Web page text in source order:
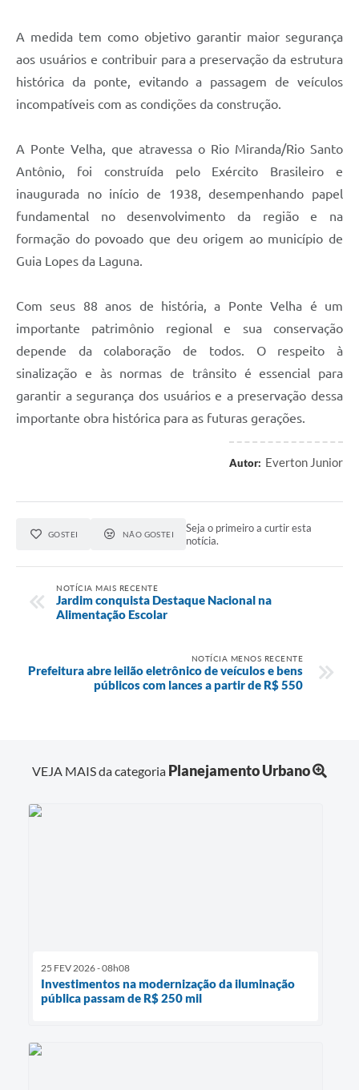
A medida tem como objetivo garantir maior segurança
aos usuários e contribuir para a preservação da estrutura
histórica da ponte, evitando a passagem de veículos
incompatíveis com as condições da construção.
A Ponte Velha, que atravessa o Rio Miranda/Rio Santo
Antônio, foi construída pelo Exército Brasileiro e
inaugurada no início de 1938, desempenhando papel
fundamental no desenvolvimento da região e na
formação do povoado que deu origem ao município de
Guia Lopes da Laguna.
Com seus 88 anos de história, a Ponte Velha é um
importante patrimônio regional e sua conservação
depende da colaboração de todos. O respeito à
sinalização e às normas de trânsito é essencial para
garantir a segurança dos usuários e a preservação dessa
importante obra histórica para as futuras gerações.
Autor: Everton Junior
GOSTEI NÃO GOSTEI
Seja o primeiro a curtir esta
notícia.
NOTÍCIA MAIS RECENTE
Jardim conquista Destaque Nacional na
Alimentação Escolar
NOTÍCIA MENOS RECENTE
Prefeitura abre leilão eletrônico de veículos e bens
públicos com lances a partir de R$ 550
VEJA MAIS da categoria Planejamento Urbano
25 FEV 2026 - 08h08
Investimentos na modernização da iluminação
pública passam de R$ 250 mil